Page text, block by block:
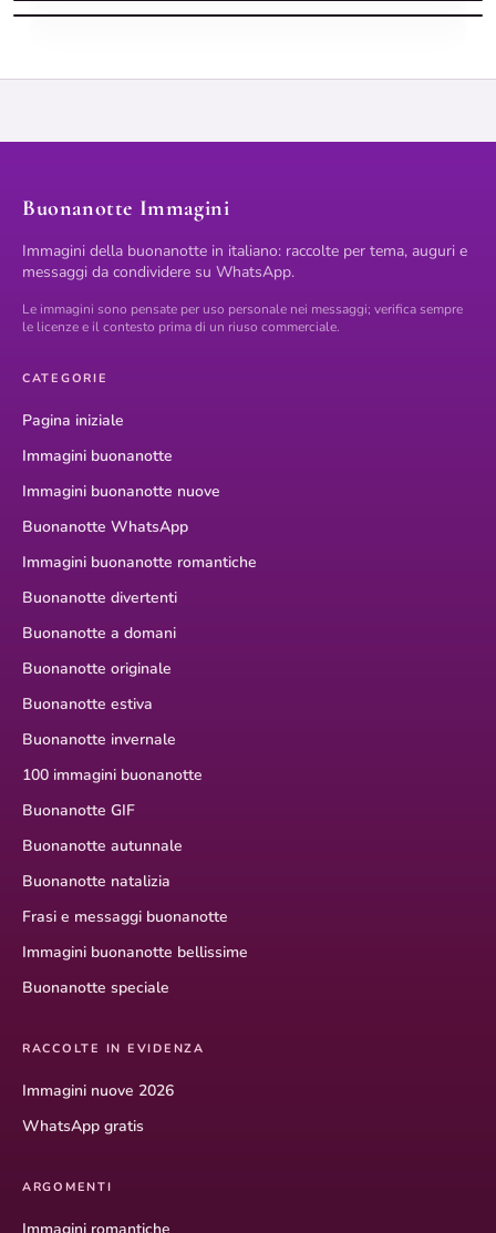
Buonanotte Immagini
Immagini della buonanotte in italiano: raccolte per tema, auguri e
messaggi da condividere su WhatsApp.
Le immagini sono pensate per uso personale nei messaggi; verifica sempre
le licenze e il contesto prima di un riuso commerciale.
CATEGORIE
Pagina iniziale
Immagini buonanotte
Immagini buonanotte nuove
Buonanotte WhatsApp
Immagini buonanotte romantiche
Buonanotte divertenti
Buonanotte a domani
Buonanotte originale
Buonanotte estiva
Buonanotte invernale
100 immagini buonanotte
Buonanotte GIF
Buonanotte autunnale
Buonanotte natalizia
Frasi e messaggi buonanotte
Immagini buonanotte bellissime
Buonanotte speciale
RACCOLTE IN EVIDENZA
Immagini nuove 2026
WhatsApp gratis
ARGOMENTI